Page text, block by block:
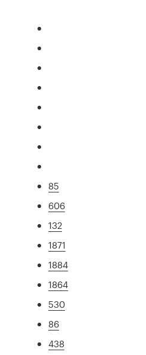
85
606
132
1871
1884
1864
530
86
438